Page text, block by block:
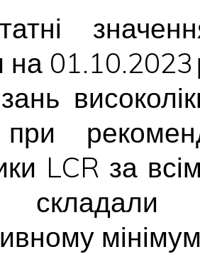
01.10.2023
LCR за